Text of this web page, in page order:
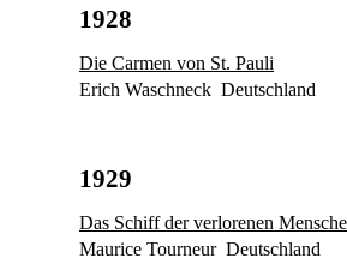
1928
Die Carmen von St. Pauli
Erich Waschneck Deutschland
1929
Das Schiff der verlorenen
Maurice Tourneur Deutschland